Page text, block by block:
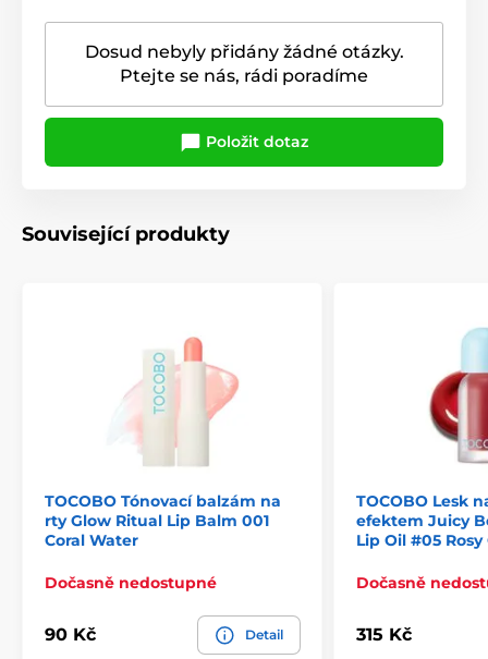
Dosud nebyly přidány žádné otázky.
Ptejte se nás, rádi poradíme
Položit dotaz
Související produkty
TOCOBO Tónovací balzám na
rty Glow Ritual Lip Balm 001
Coral Water
Dočasně nedostupné
90 Kč Detail
TOCOBO Lesk
efektem Juicy
Lip Oil #05 Rosy
Dočasně
315 Kč